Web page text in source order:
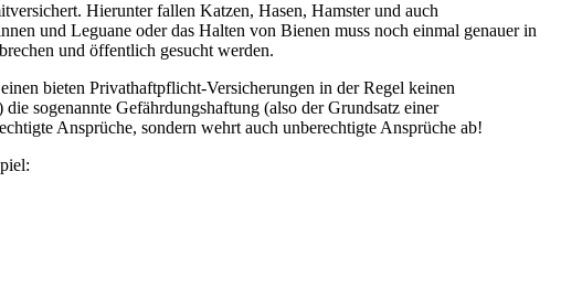
Hierunter fallen Katzen, Hasen, Hamster und auch
und Leguane oder das Halten von Bienen muss noch einmal genauer in
und öffentlich gesucht werden.
bieten Privathaftpflicht-Versicherungen in der Regel keinen
sogenannte Gefährdungshaftung (also der Grundsatz einer
Ansprüche, sondern wehrt auch unberechtigte Ansprüche ab!